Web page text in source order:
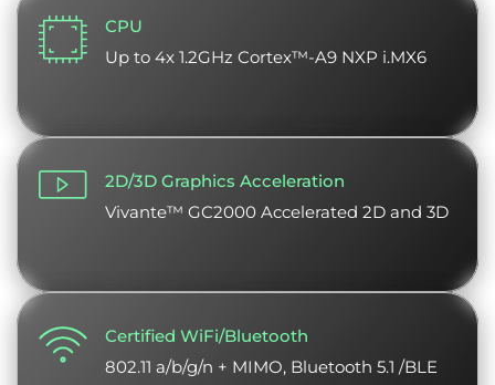
CPU
Up to 4x 1.2GHz Cortex™-A9 NXP i.MX6
2D/3D Graphics Acceleration
Vivante™ GC2000 Accelerated 2D and 3D
Certified WiFi/Bluetooth
802.11 a/b/g/n + MIMO, Bluetooth 5.1 /BLE